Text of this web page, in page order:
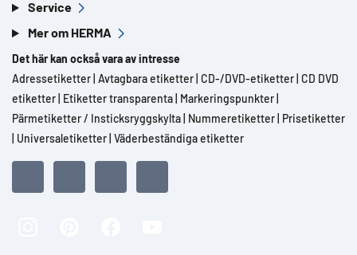
Service
Mer om HERMA
Det här kan också vara av intresse
Adressetiketter Avtagbara etiketter CD-/DVD-etiketter CD DVD
etiketter Etiketter transparenta Markeringspunkter
Pärmetiketter / Insticksryggskylta Nummeretiketter Prisetiketter
Universaletiketter Väderbeständiga etiketter